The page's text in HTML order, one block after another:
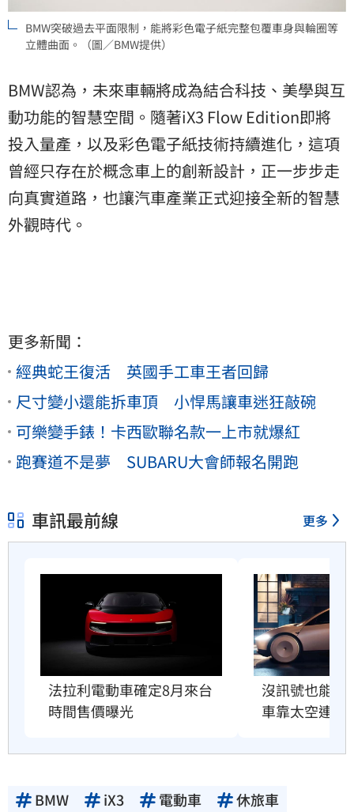
BMW突破過去平面限制，能將彩色電子紙完整包覆車身與輪圈等
立體曲面。（圖／BMW提供）
BMW認為，未來車輛將成為結合科技、美學與互
動功能的智慧空間。隨著iX3 Flow Edition即將
投入量產，以及彩色電子紙技術持續進化，這項
曾經只存在於概念車上的創新設計，正一步步走
向真實道路，也讓汽車產業正式迎接全新的智慧
外觀時代。
更多新聞：
經典蛇王復活 英國手工車王者回歸
尺寸變小還能拆車頂 小悍馬讓車迷狂敲碗
可樂變手錶！卡西歐聯名款一上市就爆紅
跑賽道不是夢 SUBARU大會師報名開跑
車訊最前線 更多
法拉利電動車確定8月來台
時間售價曝光
沒訊號也能上
車靠太空連線
BMW iX3 電動車
休旅車